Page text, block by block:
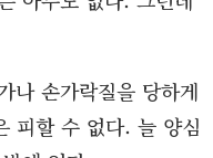
나 손가락질을 당하게
피할 수 없다. 늘 양심